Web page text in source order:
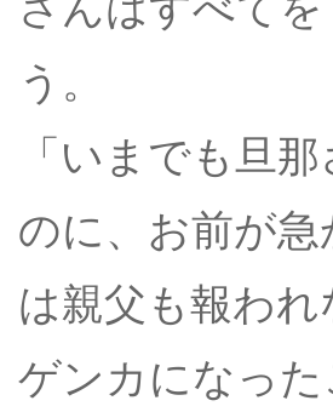
う。
「いまでも旦
のに、お前が
は親父も報わ
ゲンカになっ